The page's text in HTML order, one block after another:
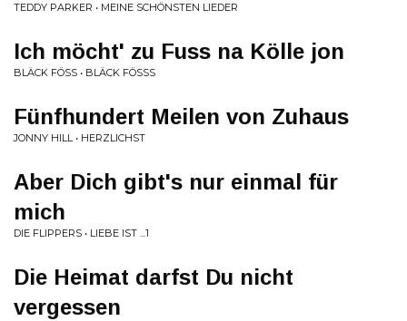
TEDDY PARKER • MEINE SCHÖNSTEN LIEDER
Ich möcht' zu Fuss na Kölle jon
BLÄCK FÖSS • BLÄCK FÖSSS
Fünfhundert Meilen von Zuhaus
JONNY HILL • HERZLICHST
Aber Dich gibt's nur einmal für
mich
DIE FLIPPERS • LIEBE IST ...1
Die Heimat darfst Du nicht
vergessen